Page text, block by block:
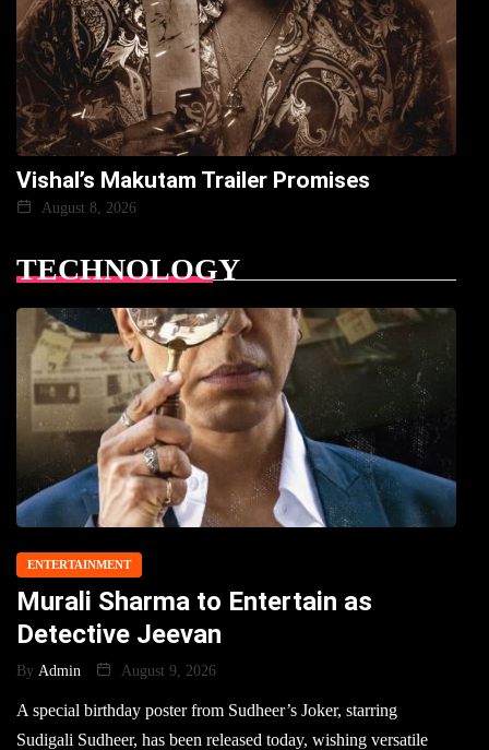
Vishal’s Makutam Trailer Promises
August 8, 2026
TECHNOLOGY
ENTERTAINMENT
Murali Sharma to Entertain as
Detective Jeevan
A special birthday poster from Sudheer’s Joker, starring
Sudigali Sudheer, has been released today, wishing versatile
By Admin August 9, 2026